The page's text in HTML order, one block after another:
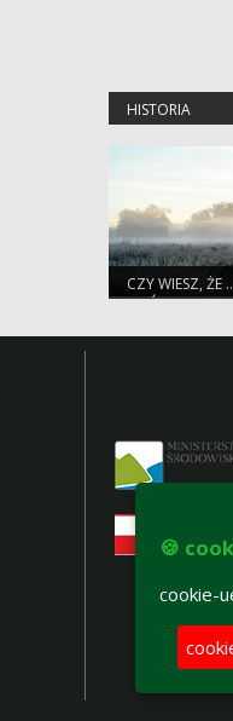
HISTORIA
CZY WIESZ, ŻE
MRÓZ
🍪
cookie-